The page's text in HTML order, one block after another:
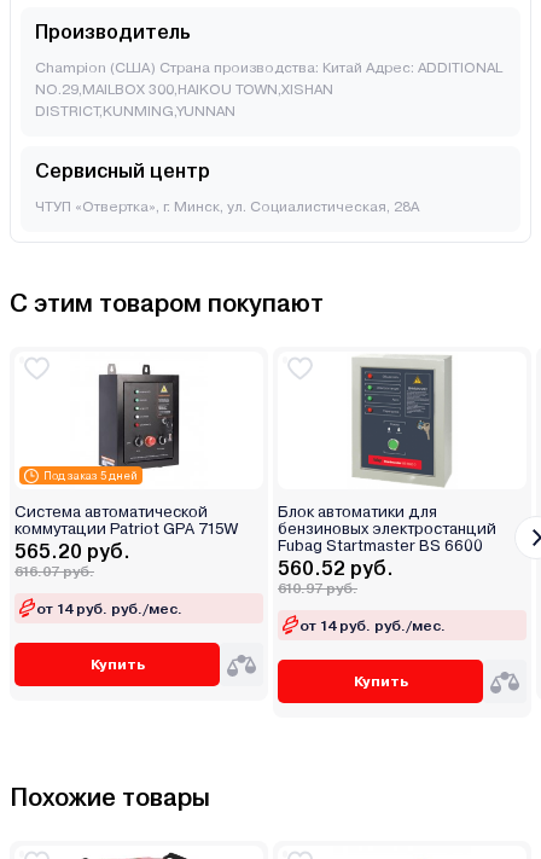
Производитель
Champion (США) Страна производства: Китай Адрес: ADDITIONAL
NO.29,MAILBOX 300,HAIKOU TOWN,XISHAN
DISTRICT,KUNMING,YUNNAN
Сервисный центр
ЧТУП «Отвертка», г. Минск, ул. Социалистическая, 28А
С этим товаром покупают
Под заказ 5 дней
Система автоматической
коммутации Patriot GPA 715W
565.20 руб.
616.07 руб.
от 14 руб. руб./мес.
Купить
Блок автоматики для
бензиновых электростанций
Fubag Startmaster BS 6600
560.52 руб.
610.97 руб.
от 14 руб. руб./мес.
Купить
Похожие товары